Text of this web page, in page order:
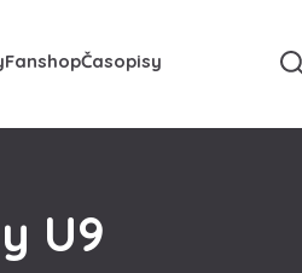
FanshopČasopisy
for:
U9